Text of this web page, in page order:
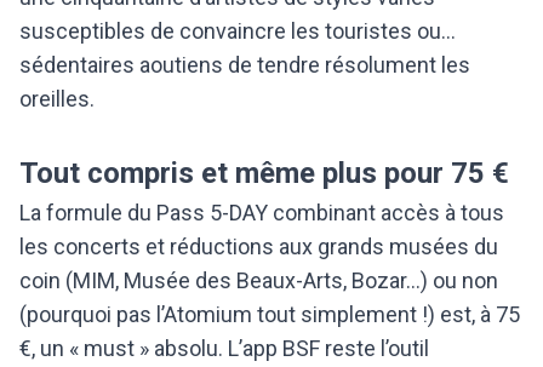
susceptibles de convaincre les touristes ou…
sédentaires aoutiens de tendre résolument les
oreilles.
Tout compris et même plus pour 75 €
La formule du Pass 5-DAY combinant accès à tous
les concerts et réductions aux grands musées du
coin (MIM, Musée des Beaux-Arts, Bozar…) ou non
(pourquoi pas l’Atomium tout simplement !) est, à 75
€, un « must » absolu. L’app BSF reste l’outil